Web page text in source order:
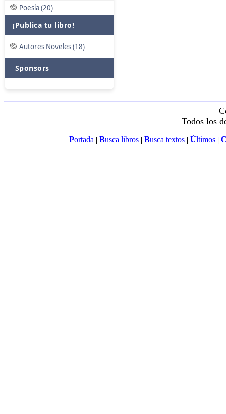
Poesía (20)
¡Publica tu libro!
Autores Noveles (18)
Sponsors
Todos los
Portada| Busca libros| Busca textos| Últimos|